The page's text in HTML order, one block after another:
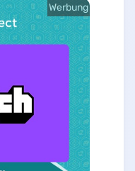
Werbung